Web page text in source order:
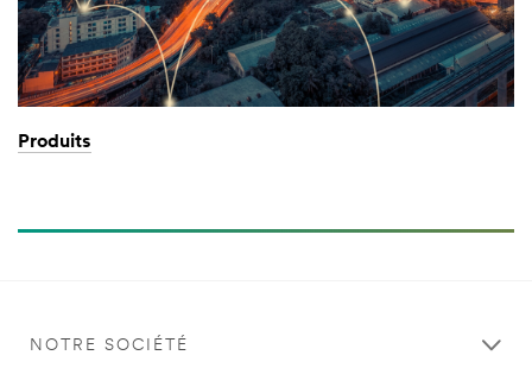
Produits
NOTRE SOCIÉTÉ